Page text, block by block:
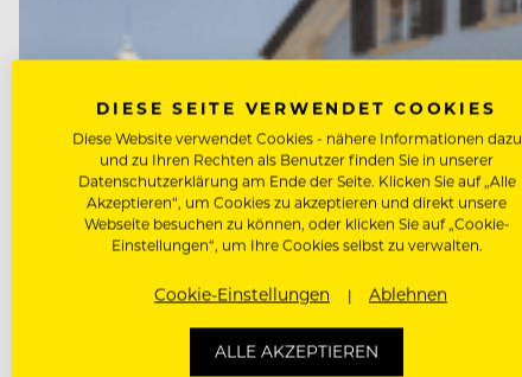
DIESE SEITE VERWENDET COOKIES
Diese Website verwendet Cookies - nähere Informationen dazu
und zu Ihren Rechten als Benutzer finden Sie in unserer
Datenschutzerklärung am Ende der Seite. Klicken Sie auf „Alle
Akzeptieren“, um Cookies zu akzeptieren und direkt unsere
Webseite besuchen zu können, oder klicken Sie auf „Cookie-
Einstellungen“, um Ihre Cookies selbst zu verwalten.
Cookie-Einstellungen Ablehnen
ALLE AKZEPTIEREN